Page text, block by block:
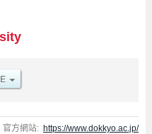
訊息都刊載於此，請務必查閱及利
官方網站: https://www.dokkyo.ac.jp/